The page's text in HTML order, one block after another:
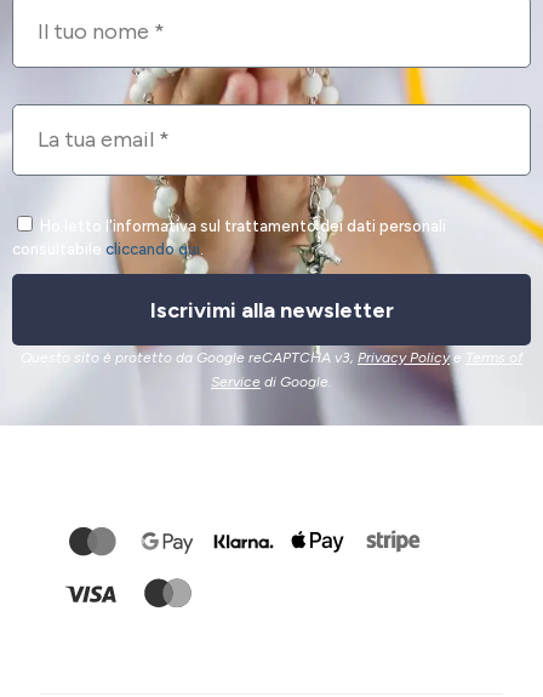
Ho letto l'informativa sul trattamento dei dati personali
consultabile cliccando qui.
Iscrivimi alla newsletter
Questo sito è protetto da Google reCAPTCHA v3, Privacy Policye Terms of
Service di Google.